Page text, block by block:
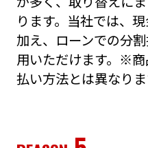
ります。当社では、
加え、ローンでの分
⽤いただけます。※
払い⽅法とは異なりま